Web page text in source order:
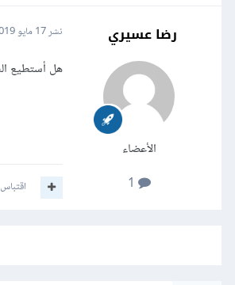
رضا عسيري
الأعضاء
نشر17 مايو 2019
هل أستطيع
اقتباس